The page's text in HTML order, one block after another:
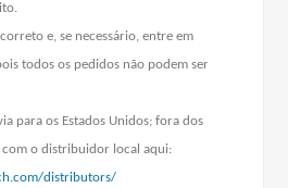
e, se necessário, entre em
todos os pedidos não podem ser
para os Estados Unidos; fora dos
com o distribuidor local aqui:
distributors/